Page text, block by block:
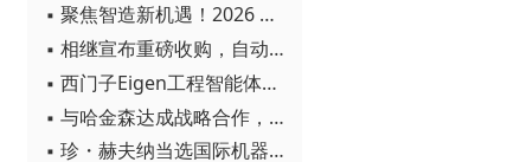
▪ 聚焦智造新机遇！2026 青岛数字化及智能制造技术论坛圆满落幕
▪ 相继宣布重磅收购，自动化巨头新一轮并购潮剑指何方？
▪ 西门子Eigen工程智能体落地中国，工业AI跨越物理世界“确定性”拐点
▪ 与哈金森达成战略合作，乐聚机器人何以持续获得工业巨头青睐？
▪ 珍・赫夫纳当选国际机器人联合会新任主席